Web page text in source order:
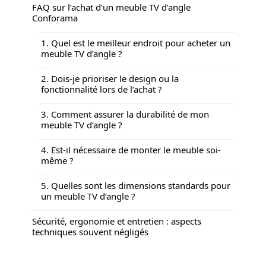
FAQ sur l’achat d’un meuble TV d’angle
Conforama
1. Quel est le meilleur endroit pour acheter un
meuble TV d’angle ?
2. Dois-je prioriser le design ou la
fonctionnalité lors de l’achat ?
3. Comment assurer la durabilité de mon
meuble TV d’angle ?
4. Est-il nécessaire de monter le meuble soi-
même ?
5. Quelles sont les dimensions standards pour
un meuble TV d’angle ?
Sécurité, ergonomie et entretien : aspects
techniques souvent négligés